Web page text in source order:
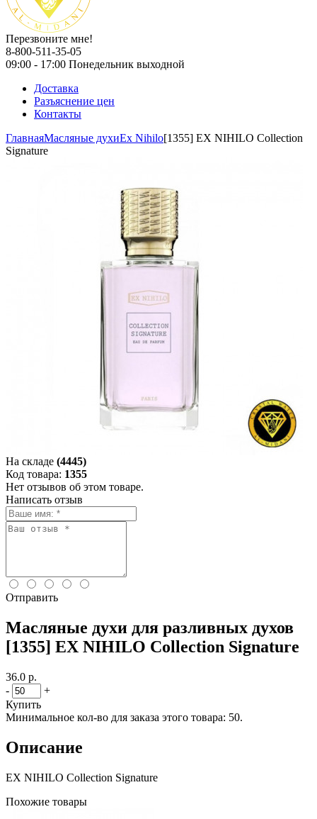
Перезвоните мне!
8-800-511-35-05
09:00 - 17:00 Понедельник выходной
Доставка
Разъяснение цен
Контакты
ГлавнаяМасляные духиEx Nihilo[1355] EX NIHILO Collection
Signature
На складе (4445)
Код товара: 1355
Нет отзывов об этом товаре.
Написать отзыв
Отправить
Масляные духи для разливных духов
[1355] EX NIHILO Collection Signature
36.0 р.
-
+
Купить
Минимальное кол-во для заказа этого товара: 50.
Описание
EX NIHILO Collection Signature
Похожие товары